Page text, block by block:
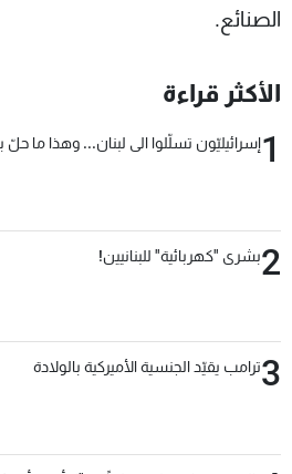
الصنائع.
الأكثر قراءة
1إسرائيليّون تسلّلوا الى لبنان... وهذا ما حلّ
2بشرى "كهربائية" للبنانيين!
3ترامب يقيّد الجنسية الأميركية بالولادة